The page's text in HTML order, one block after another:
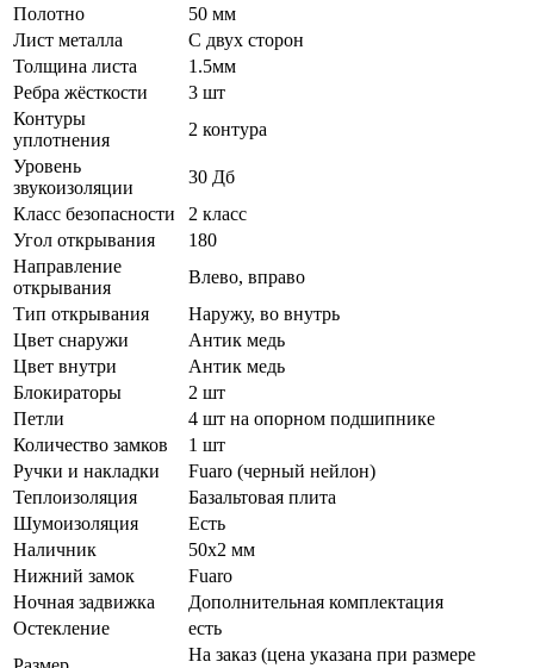
Полотно
50 мм
Лист металла
С двух сторон
Толщина листа
1.5мм
Ребра жёсткости
3 шт
Контуры
уплотнения
2 контура
Уровень
звукоизоляции
30 Дб
Класс безопасности
2 класс
Угол открывания
180
Направление
открывания
Влево, вправо
Тип открывания
Наружу, во внутрь
Цвет снаружи
Антик медь
Цвет внутри
Антик медь
Блокираторы
2 шт
Петли
4 шт на опорном подшипнике
Количество замков
1 шт
Ручки и накладки
Fuaro (черный нейлон)
Теплоизоляция
Базальтовая плита
Шумоизоляция
Есть
Наличник
50х2 мм
Нижний замок
Fuaro
Ночная задвижка
Дополнительная комплектация
Остекление
есть
На заказ (цена указана при размере